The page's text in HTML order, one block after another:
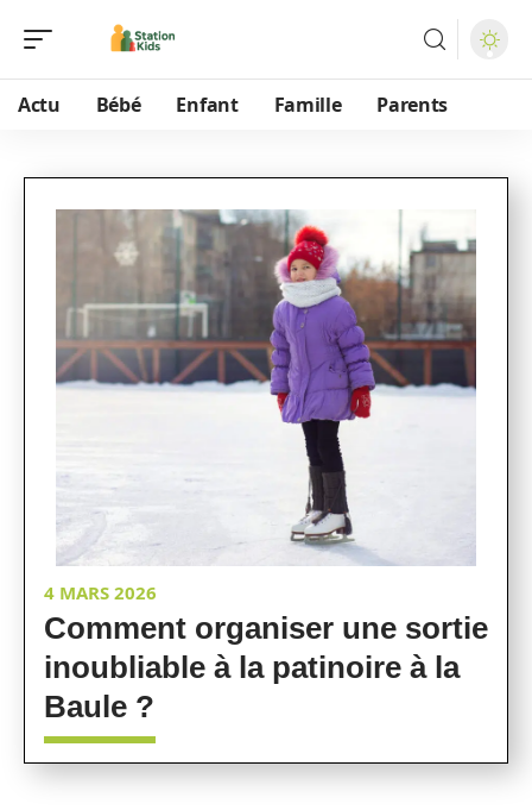
Actu Bébé Enfant Famille Parents
4 MARS 2026
Comment organiser une sortie
inoubliable à la patinoire à la
Baule ?